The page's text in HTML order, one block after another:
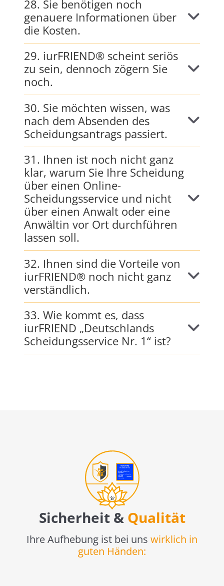
28. Sie benötigen noch
genauere Informationen über
die Kosten.
29. iurFRIEND® scheint seriös
zu sein, dennoch zögern Sie
noch.
30. Sie möchten wissen, was
nach dem Absenden des
Scheidungsantrags passiert.
31. Ihnen ist noch nicht ganz
klar, warum Sie Ihre Scheidung
über einen Online-
Scheidungsservice und nicht
über einen Anwalt oder eine
Anwältin vor Ort durchführen
lassen soll.
32. Ihnen sind die Vorteile von
iurFRIEND® noch nicht ganz
verständlich.
33. Wie kommt es, dass
iurFRIEND „Deutschlands
Scheidungsservice Nr. 1“ ist?
Sicherheit & Qualität
Ihre Aufhebung ist bei uns wirklich in
guten Händen: